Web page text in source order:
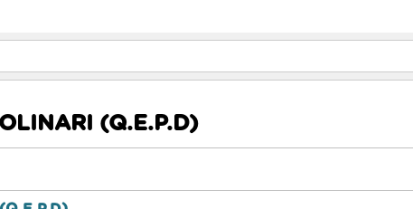
(Q.E.P.D)